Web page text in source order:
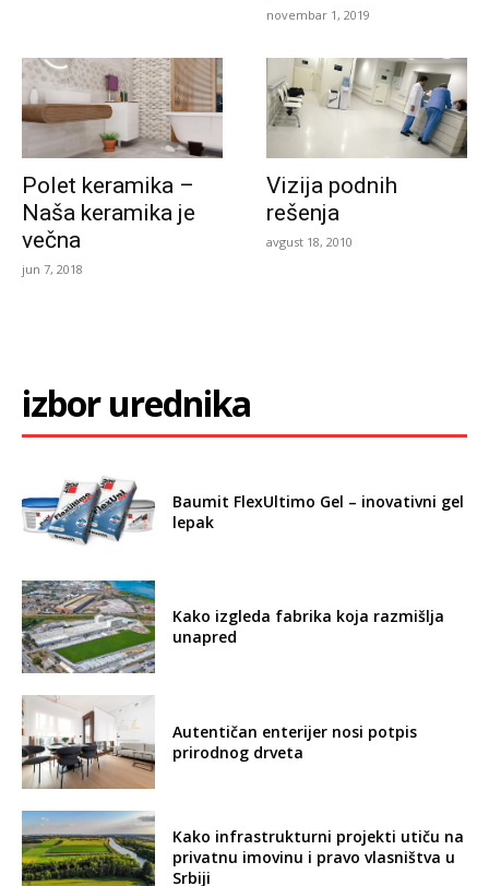
novembar 1, 2019
Polet keramika –
Naša keramika je
večna
jun 7, 2018
Vizija podnih
rešenja
avgust 18, 2010
izbor urednika
Baumit FlexUltimo Gel – inovativni gel
lepak
Kako izgleda fabrika koja razmišlja
unapred
Autentičan enterijer nosi potpis
prirodnog drveta
Kako infrastrukturni projekti utiču na
privatnu imovinu i pravo vlasništva u
Srbiji